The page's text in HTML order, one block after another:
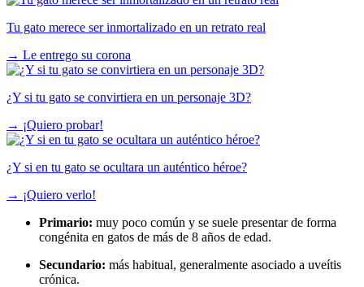
Tu gato merece ser inmortalizado en un retrato real
→ Le entrego su corona
¿Y si tu gato se convirtiera en un personaje 3D?
→ ¡Quiero probar!
¿Y si en tu gato se ocultara un auténtico héroe?
→ ¡Quiero verlo!
Primario: muy poco común y se suele presentar de forma
congénita en gatos de más de 8 años de edad.
Secundario: más habitual, generalmente asociado a uveítis
crónica.